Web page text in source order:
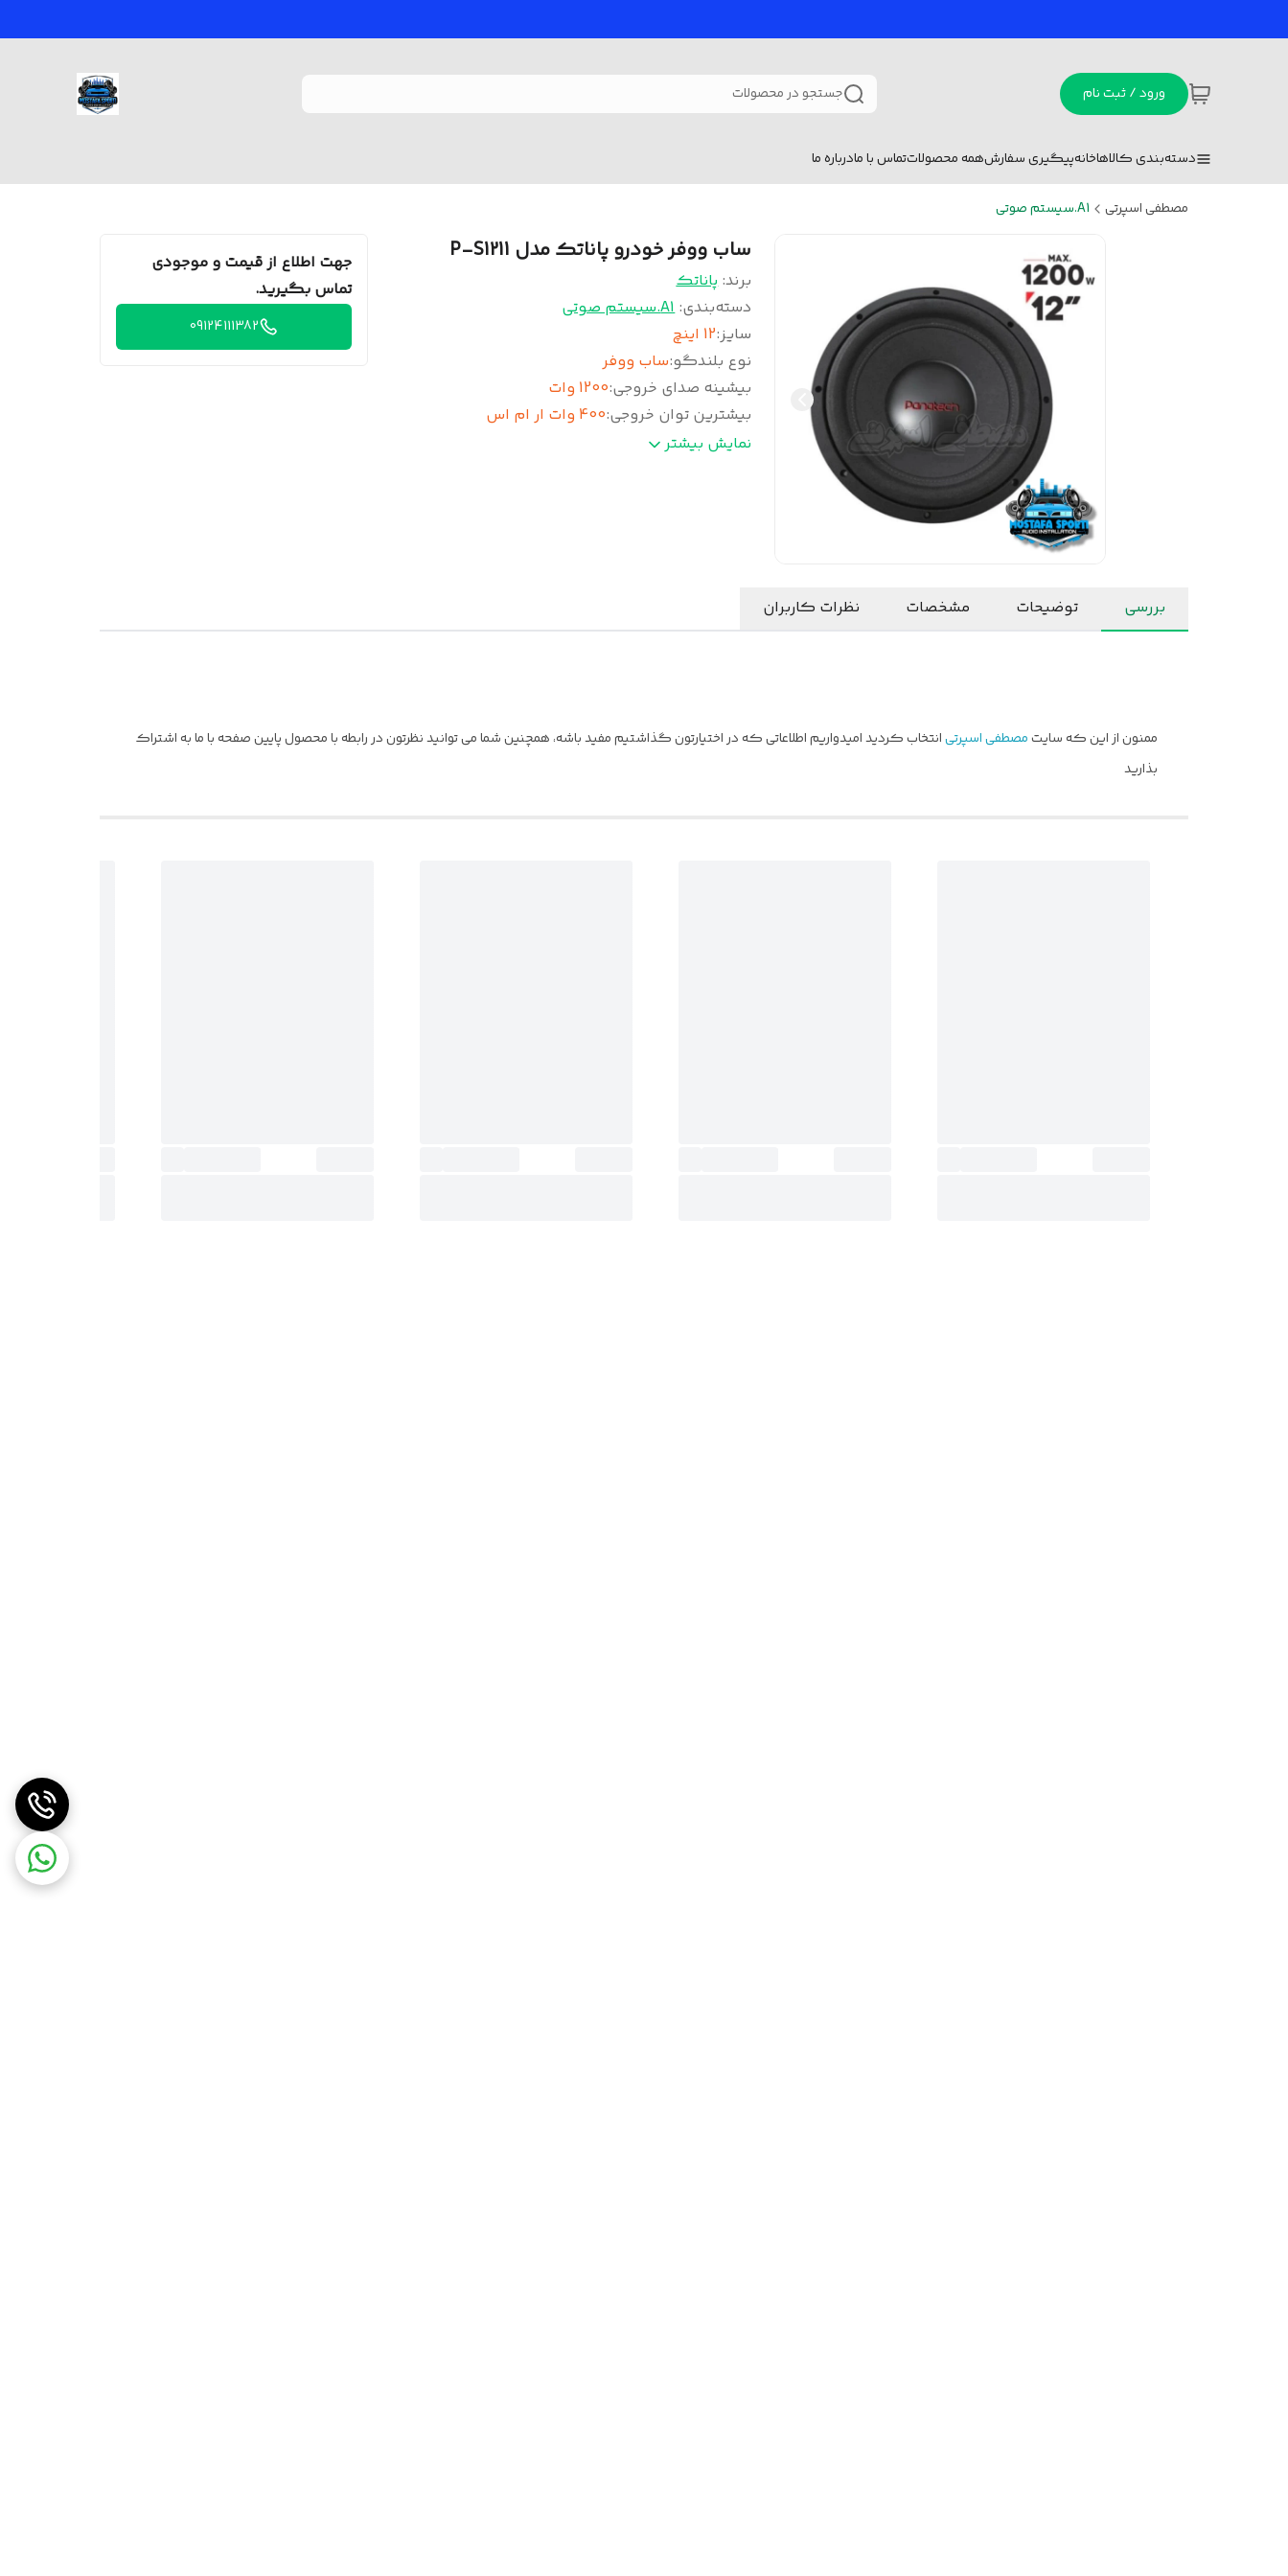
ورود / ثبت نام جستجو در محصولات
دسته‌بندی کالاهاخانهپیگیری سفارشهمه محصولاتتماس با مادرباره ما
مصطفی اسپرتی A1.سیستم صوتی
ساب ووفر خودرو پاناتک مدل P-S1211
برند:پاناتک
دسته‌بندی:A1.سیستم صوتی
سایز:12 اینچ
نوع بلندگو:ساب ووفر
بیشینه صدای خروجی:1200 وات
بیشترین توان خروجی:400 وات ار ام اس
. مقاومت:4 اهم
نمایش بیشتر
جهت اطلاع از قیمت و موجودی
تماس بگیرید.
09124111382
بررسی توضیحات مشخصات نظرات کاربران
ممنون از این که سایتمصطفی اسپرتیانتخاب کردید امیدواریم اطلاعاتی که در اختیارتون گذاشتیم مفید باشه، همچنین شما می توانید نظرتون در رابطه با محصول پایین صفحه با ما به اشتراک
بذارید